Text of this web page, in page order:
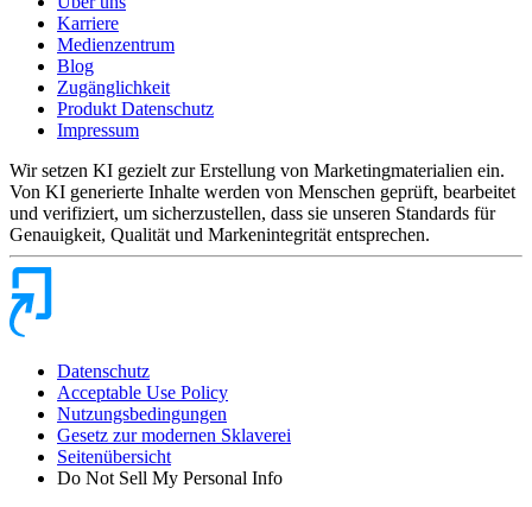
Karriere
Medienzentrum
Blog
Zugänglichkeit
Produkt Datenschutz
Impressum
Wir setzen KI gezielt zur Erstellung von Marketingmaterialien ein.
Von KI generierte Inhalte werden von Menschen geprüft, bearbeitet
und verifiziert, um sicherzustellen, dass sie unseren Standards für
Genauigkeit, Qualität und Markenintegrität entsprechen.
Datenschutz
Acceptable Use Policy
Nutzungsbedingungen
Gesetz zur modernen Sklaverei
Seitenübersicht
Do Not Sell My Personal Info